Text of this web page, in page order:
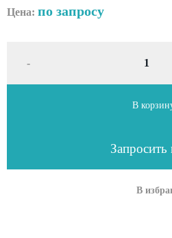
Цена: по запросу
-
В
Запросить
В